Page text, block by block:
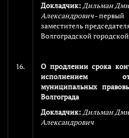
Докладчик: Дильман
Александрович- первый
заместитель
Волгоградской
16.
О продлении срока
исполнением
муниципальных
Волгограда
Докладчик: Дильман
Александрович